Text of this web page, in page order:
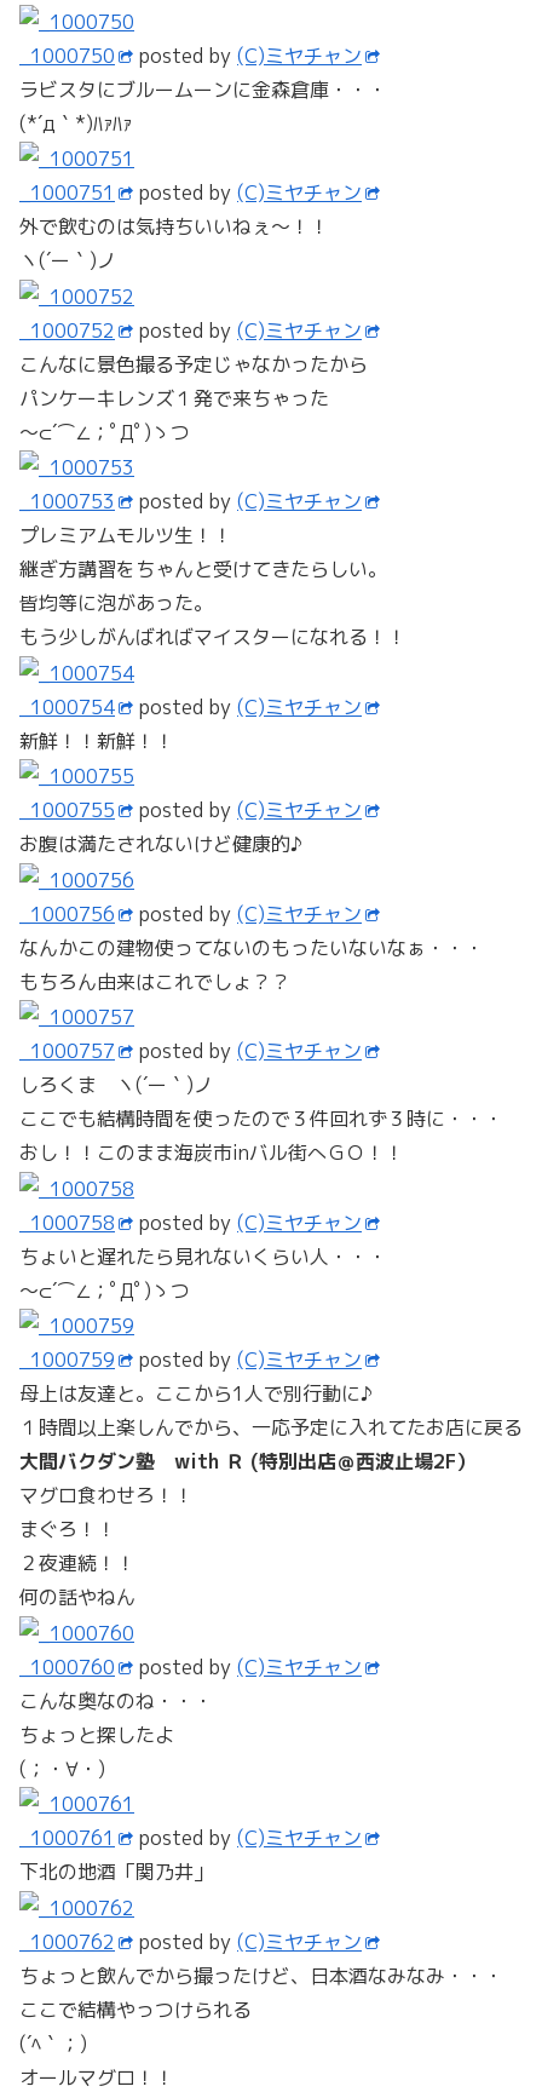
_1000750 posted by (C)ミヤチャン
ラビスタにブルームーンに金森倉庫・・・
(*´д｀*)ﾊｧﾊｧ
_1000751 posted by (C)ミヤチャン
外で飲むのは気持ちいいねぇ～！！
ヽ(´ー｀)ノ
_1000752 posted by (C)ミヤチャン
こんなに景色撮る予定じゃなかったから
パンケーキレンズ１発で来ちゃった
～⊂´⌒∠；ﾟДﾟ)ゝつ
_1000753 posted by (C)ミヤチャン
プレミアムモルツ生！！
継ぎ方講習をちゃんと受けてきたらしい。
皆均等に泡があった。
もう少しがんばればマイスターになれる！！
_1000754 posted by (C)ミヤチャン
新鮮！！新鮮！！
_1000755 posted by (C)ミヤチャン
お腹は満たされないけど健康的♪
_1000756 posted by (C)ミヤチャン
なんかこの建物使ってないのもったいないなぁ・・・
もちろん由来はこれでしょ？？
_1000757 posted by (C)ミヤチャン
しろくま ヽ(´ー｀)ノ
ここでも結構時間を使ったので３件回れず３時に・・・
おし！！このまま海炭市inバル街へＧＯ！！
_1000758 posted by (C)ミヤチャン
ちょいと遅れたら見れないくらい人・・・
～⊂´⌒∠；ﾟДﾟ)ゝつ
_1000759 posted by (C)ミヤチャン
母上は友達と。ここから1人で別行動に♪
１時間以上楽しんでから、一応予定に入れてたお店に戻る
大間バクダン塾 with Ｒ (特別出店＠西波止場2F）
マグロ食わせろ！！
まぐろ！！
２夜連続！！
何の話やねん
_1000760 posted by (C)ミヤチャン
こんな奥なのね・・・
ちょっと探したよ
(；・∀・)
_1000761 posted by (C)ミヤチャン
下北の地酒「関乃井」
_1000762 posted by (C)ミヤチャン
ちょっと飲んでから撮ったけど、日本酒なみなみ・・・
ここで結構やっつけられる
(´ﾍ｀；)
オールマグロ！！